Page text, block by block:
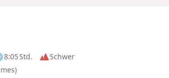
8:05 Std.
Schwer